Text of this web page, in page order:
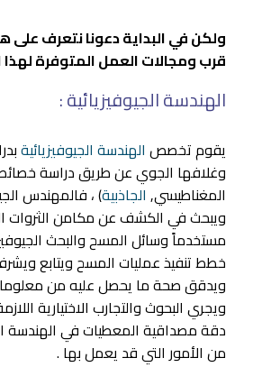
ولكن في البداية دعونا نتعرف
قرب ومجالات العمل المتوفرة
الهندسة الجيوفيزيائية :
يقوم تخصص الهندسة الجيوفيزيائية
وغلافها الجوي عن طريق دراسة
المغناطيسي, الجاذبية) ، فالمهندس
ويبحث في الكشف عن مكامن الثروات
مستخدماً وسائل المسح والبحث
خطط تنفيذ عمليات المسح ويتابع
ويدقق صحة ما يحصل عليه من
ويجري البحوث والتجارب الاختيارية
دقة مصداقية المعطيات في الهندسة
من الأمور التي قد يعمل بها .